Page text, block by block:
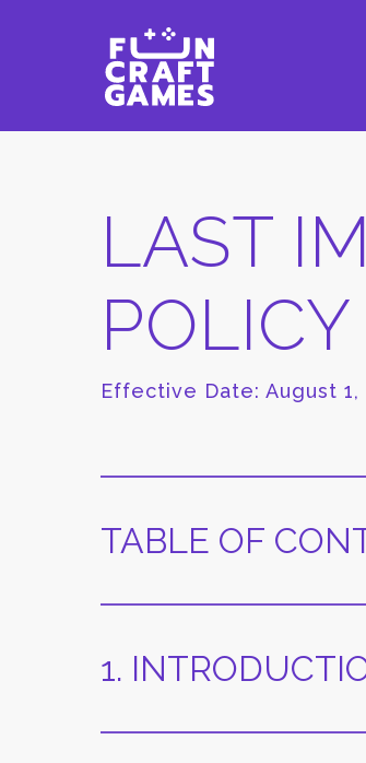
LAST
POLICY
Effective Date: August 1,
TABLE OF
1.